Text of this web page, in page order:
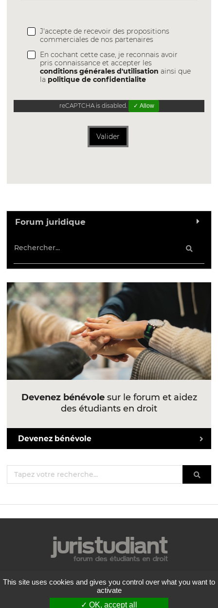
J'accepte de recevoir des propositions
commerciales de nos partenaires
En cochant cette case, je reconnais avoir
pris connaissance et accepter les
conditions générales d'utilisation ainsi que
la politique de confidentialite
reCAPTCHA is disabled. ✓ Allow
Valider
Forum juridique
Devenez bénévolesur le forum et aidez
des étudiants en droit
Devenez bénévole
Mentions légales
Politique de confidentialité
Conditions générales d'utilisation
This site uses cookies and gives you control over what you want to
activate
✓ OK, accept all